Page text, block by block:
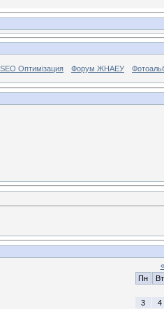
SEO Оптимізация Форум ЖНАЕУ
«
Пн
Вт
3
4